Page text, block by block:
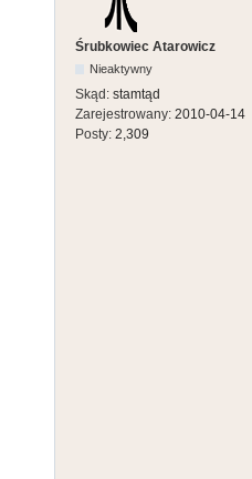
Śrubkowiec Atarowicz
Nieaktywny
Skąd: stamtąd
Zarejestrowany: 2010-04-14
Posty: 2,309